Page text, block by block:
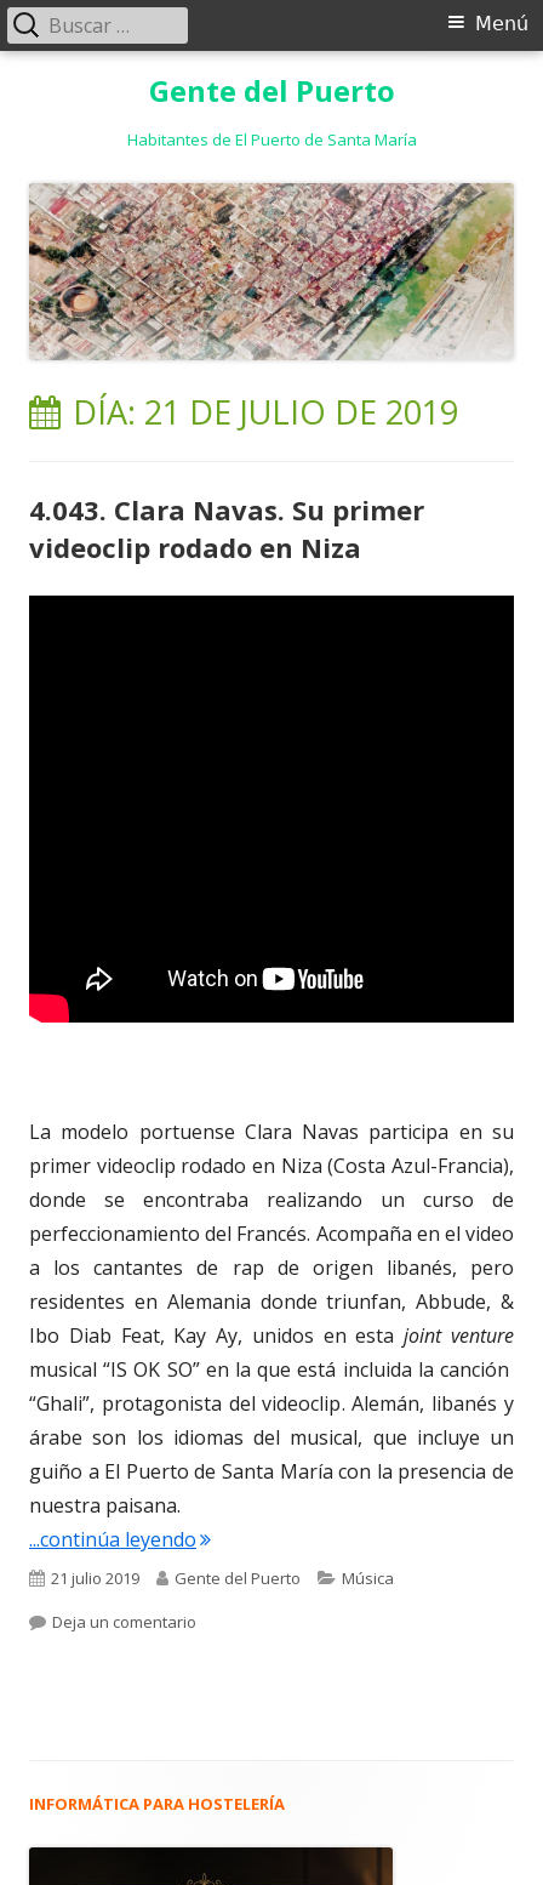
Gente del Puerto
Habitantes de El Puerto de Santa María
Menú
Menú
Buscar:
DÍA: 21 DE JULIO DE 2019
4.043. Clara Navas. Su primer
videoclip rodado en Niza
La modelo portuense Clara Navas participa en su
primer videoclip rodado en Niza (Costa Azul-Francia),
donde se encontraba realizando un curso de
perfeccionamiento del Francés. Acompaña en el video
a los cantantes de rap de origen libanés, pero
residentes en Alemania donde triunfan, Abbude, &
Ibo Diab Feat, Kay Ay, unidos en estajoint venture
musical “IS OK SO” en la que está incluida la canción
“Ghali”, protagonista del videoclip. Alemán, libanés y
árabe son los idiomas del musical, que incluye un
guiño a El Puerto de Santa María con la presencia de
nuestra paisana.
...continúa leyendo"4.043. Clara Navas. Su primer
Publicado
el
21 julio 2019 Autor
Gente del Puerto Categorías
Música
Deja un comentario
Barra
INFORMÁTICA PARA HOSTELERÍA